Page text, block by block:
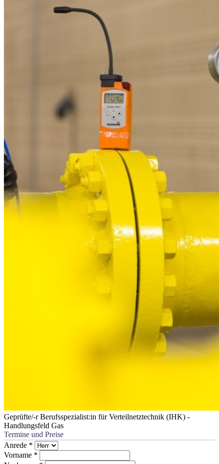
Geprüfte/-r Berufsspezialist:in für Verteilnetztechnik (IHK) -
Handlungsfeld Gas
Termine und Preise
Anrede *
Vorname *